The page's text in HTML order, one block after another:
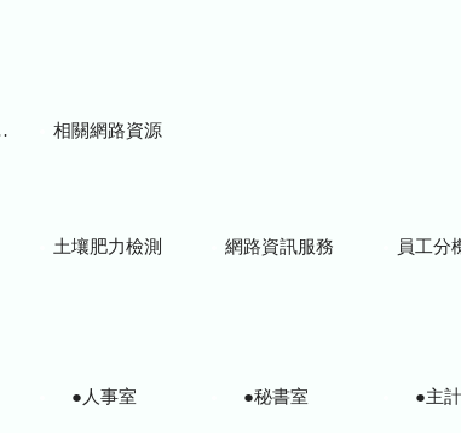
相關網路資源
土壤肥力檢測 網路資訊服務 員工分
●人事室 ●秘書室 ●主